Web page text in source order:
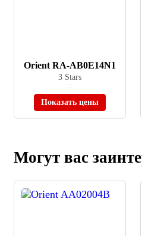
Orient RA-AB0E14N1
3 Stars
Показать цены
Могут вас